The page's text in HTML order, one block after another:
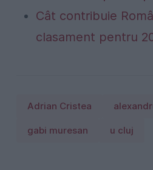
Cât contribuie
clasament pentru
Adrian Cristea
gabi muresan u cluj